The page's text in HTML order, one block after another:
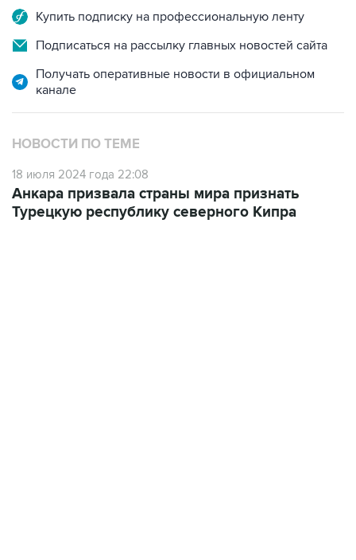
Купить подписку на профессиональную ленту
Подписаться на рассылку главных новостей сайта
Получать оперативные новости в официальном
канале
НОВОСТИ ПО ТЕМЕ
18 июля 2024 года 22:08
Анкара призвала страны мира признать
Турецкую республику северного Кипра